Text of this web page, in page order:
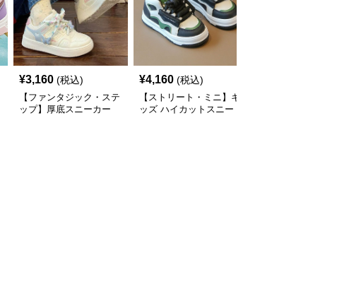
¥3,160 (税込)
【ファンタジック・ステ
ップ】厚底スニーカー
¥4,160 (税込)
【ストリート・ミニ】キ
ッズ ハイカットスニー